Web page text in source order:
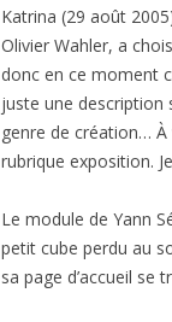
Katrina (29 août
Olivier Wahler, a
donc en ce moment
juste une description
genre de création…
rubrique exposition.
Le module de Yann
petit cube perdu au
sa page d’accueil se